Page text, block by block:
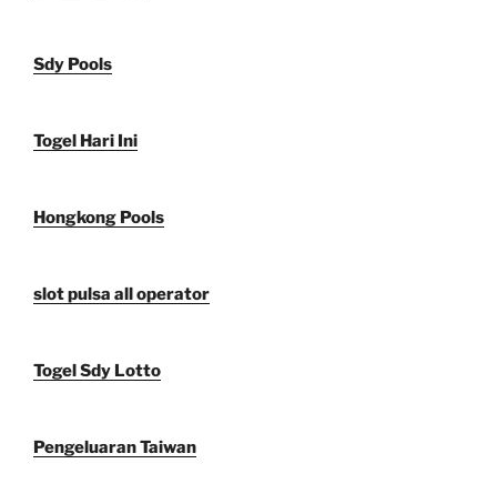
Sdy Pools
Togel Hari Ini
Hongkong Pools
slot pulsa all operator
Togel Sdy Lotto
Pengeluaran Taiwan